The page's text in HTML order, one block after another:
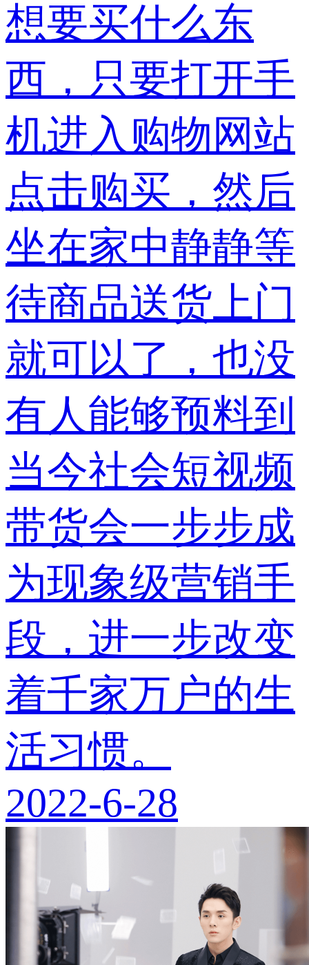
想要买什么东
西，只要打开手
机进入购物网站
点击购买，然后
坐在家中静静等
待商品送货上门
就可以了，也没
有人能够预料到
当今社会短视频
带货会一步步成
为现象级营销手
段，进一步改变
着千家万户的生
活习惯。
2022-6-28